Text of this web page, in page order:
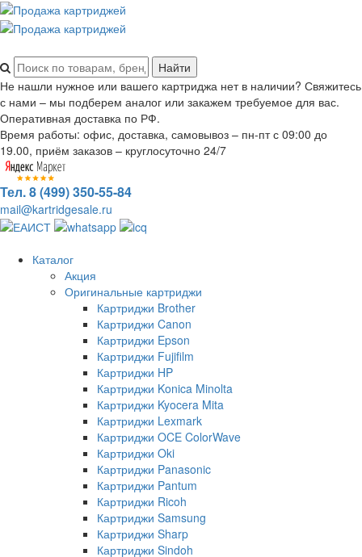
Не нашли нужное или вашего картриджа нет в наличии? Свяжитесь
с нами – мы подберем аналог или закажем требуемое для вас.
Оперативная доставка по РФ.
Время работы: офис, доставка, самовывоз – пн-пт с 09:00 до
19.00, приём заказов – круглосуточно 24/7
Тел. 8 (499) 350-55-84
mail@kartridgesale.ru
Каталог
Акция
Оригинальные картриджи
Картриджи Brother
Картриджи Canon
Картриджи Epson
Картриджи Fujifilm
Картриджи HP
Картриджи Konica Minolta
Картриджи Kyocera Mita
Картриджи Lexmark
Картриджи OCE ColorWave
Картриджи Oki
Картриджи Panasonic
Картриджи Pantum
Картриджи Ricoh
Картриджи Samsung
Картриджи Sharp
Картриджи Sindoh